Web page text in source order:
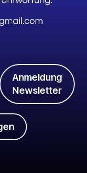
Anmeldung
Newsletter